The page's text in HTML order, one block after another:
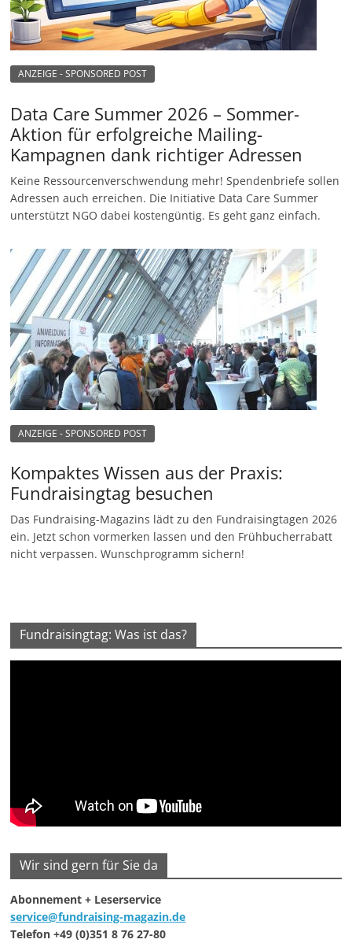
ANZEIGE - SPONSORED POST
Data Care Summer 2026 – Sommer-
Aktion für erfolgreiche Mailing-
Kampagnen dank richtiger Adressen
Keine Ressourcenverschwendung mehr! Spendenbriefe sollen
Adressen auch erreichen. Die Initiative Data Care Summer
unterstützt NGO dabei kostengüntig. Es geht ganz einfach.
ANZEIGE - SPONSORED POST
Kompaktes Wissen aus der Praxis:
Fundraisingtag besuchen
Das Fundraising-Magazins lädt zu den Fundraisingtagen 2026
ein. Jetzt schon vormerken lassen und den Frühbucherrabatt
nicht verpassen. Wunschprogramm sichern!
Fundraisingtag: Was ist das?
Wir sind gern für Sie da
Abonnement + Leserservice
service@fundraising-magazin.de
Telefon +49 (0)351 8 76 27-80